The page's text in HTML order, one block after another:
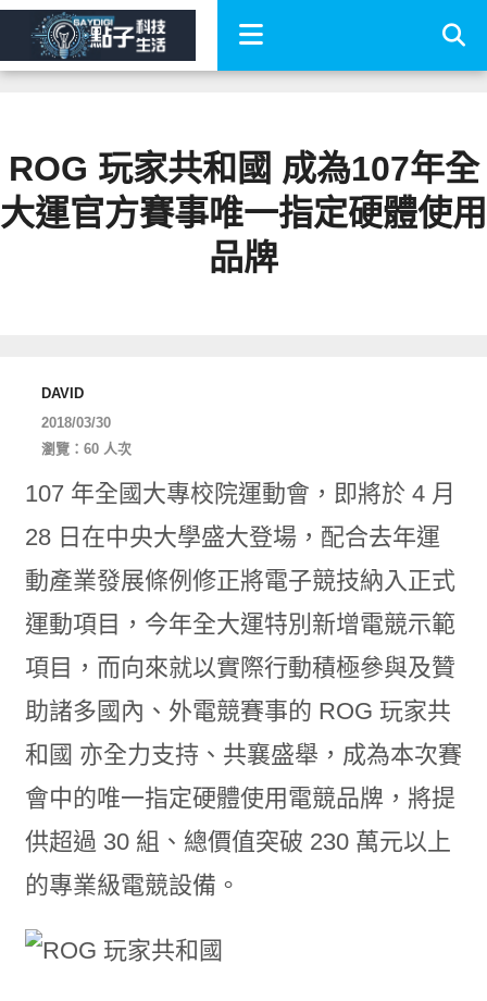
ROG 玩家共和國 成為107年全
大運官方賽事唯一指定硬體使用
品牌
DAVID
2018/03/30
瀏覽：60 人次
107 年全國大專校院運動會，即將於 4 月
28 日在中央大學盛大登場，配合去年運
動產業發展條例修正將電子競技納入正式
運動項目，今年全大運特別新增電競示範
項目，而向來就以實際行動積極參與及贊
助諸多國內、外電競賽事的 ROG 玩家共
和國 亦全力支持、共襄盛舉，成為本次賽
會中的唯一指定硬體使用電競品牌，將提
供超過 30 組、總價值突破 230 萬元以上
的專業級電競設備。